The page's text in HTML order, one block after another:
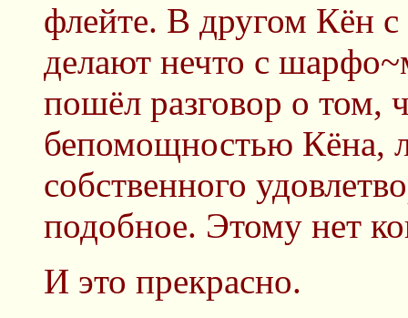
флейте. В другом Кён
делают нечто с
пошёл разговор о том,
бепомощностью Кёна,
собственного
подобное. Этому нет
И это прекрасно.